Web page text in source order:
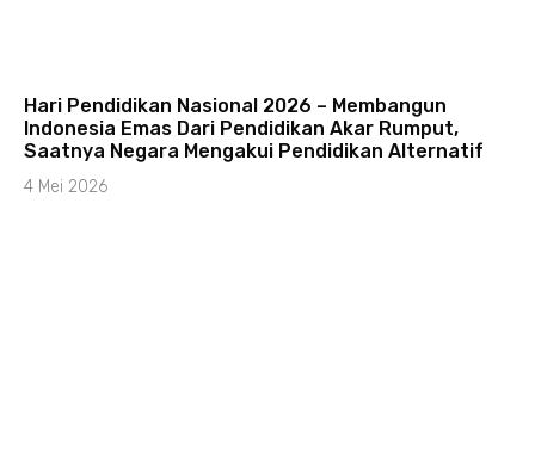
Hari Pendidikan Nasional 2026 – Membangun
Indonesia Emas Dari Pendidikan Akar Rumput,
Saatnya Negara Mengakui Pendidikan Alternatif
4 Mei 2026